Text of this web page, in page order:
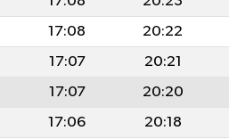
17:08 20:22
17:07 20:21
17:07 20:20
17:06 20:18